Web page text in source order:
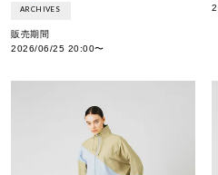
ARCHIVES
販売期間
2026/06/25 20:00〜